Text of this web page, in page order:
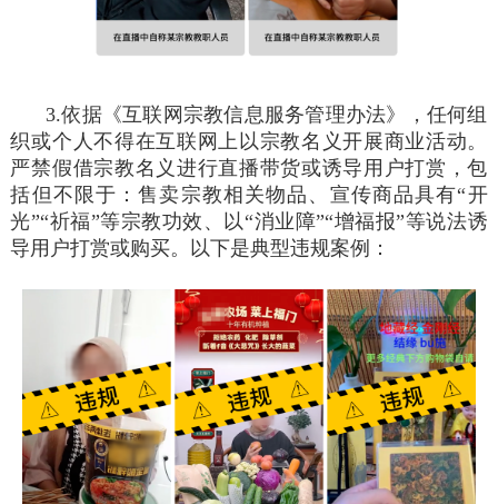
3.依据《互联网宗教信息服务管理办法》，任何组
织或个人不得在互联网上以宗教名义开展商业活动。
严禁假借宗教名义进行直播带货或诱导用户打赏，包
括但不限于：售卖宗教相关物品、宣传商品具有“开
光”“祈福”等宗教功效、以“消业障”“增福报”等说法诱
导用户打赏或购买。以下是典型违规案例：